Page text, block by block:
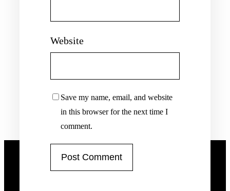
Website
Save my name, email, and website
in this browser for the next time I
comment.